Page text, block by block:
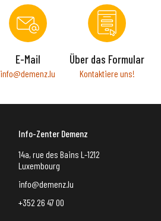
E-Mail
info@demenz.lu
Über das Formular
Kontaktiere uns!
Info-Zenter Demenz
14a, rue des Bains L-1212
Luxembourg
info@demenz.lu
+352 26 47 00